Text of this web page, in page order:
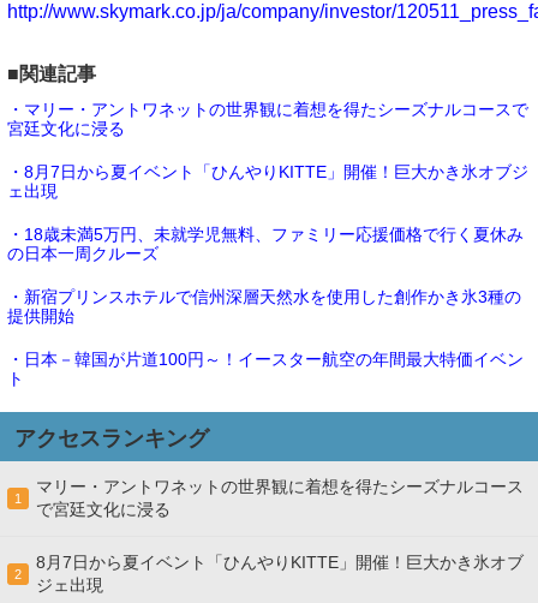
http://www.skymark.co.jp/ja/company/investor/
■関連記事
・マリー・アントワネットの世界観に着想を得たシーズナルコースで
宮廷文化に浸る
・8月7日から夏イベント「ひんやりKITTE」開催！巨大かき氷オブジ
ェ出現
・18歳未満5万円、未就学児無料、ファミリー応援価格で行く夏休み
の日本一周クルーズ
・新宿プリンスホテルで信州深層天然水を使用した創作かき氷3種の
提供開始
・日本－韓国が片道100円～！イースター航空の年間最大特価イベン
ト
アクセスランキング
1
マリー・アントワネットの世界観に着想を得たシーズナルコース
で宮廷文化に浸る
2
8月7日から夏イベント「ひんやりKITTE」開催！巨大かき氷オブ
ジェ出現